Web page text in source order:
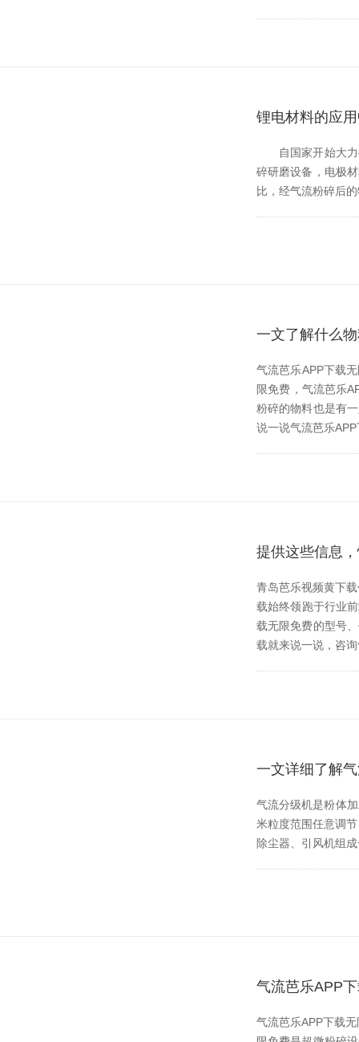
锂电材料的应
自国家开始大力推
碎研磨设备，电极
比，经气流粉碎后的
一文了解什么
气流芭乐APP下载
限免费，气流芭
粉碎的物料也是有一
说一说气流芭乐APP
提供这些信息
青岛芭乐视频黄下载
载始终领跑于行业前
载无限免费的型号
载就来说一说，咨
一文详细了解
气流分级机是粉体加
米粒度范围任意调节
除尘器、引风机
气流芭乐APP
气流芭乐APP下载无